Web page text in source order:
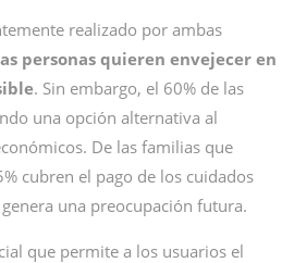
realizado por ambas
personas quieren envejecer en
. Sin embargo, el 60% de las
una opción alternativa al
De las familias que
cubren el pago de los cuidados
una preocupación futura.
que permite a los usuarios el